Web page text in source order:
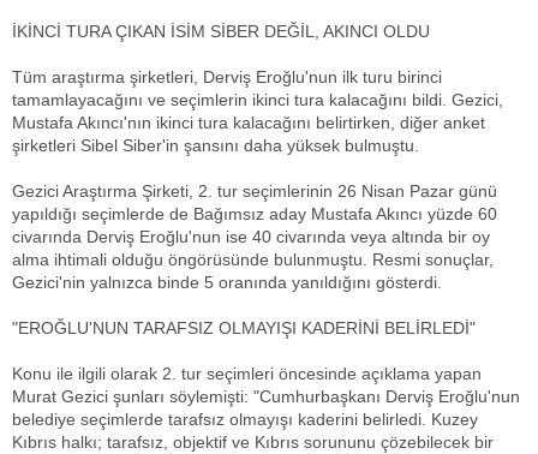
İKİNCİ TURA ÇIKAN İSİM SİBER DEĞİL, AKINCI OLDU
Tüm araştırma şirketleri, Derviş Eroğlu'nun ilk turu birinci
tamamlayacağını ve seçimlerin ikinci tura kalacağını bildi. Gezici,
Mustafa Akıncı'nın ikinci tura kalacağını belirtirken, diğer anket
şirketleri Sibel Siber'in şansını daha yüksek bulmuştu.
Gezici Araştırma Şirketi, 2. tur seçimlerinin 26 Nisan Pazar günü
yapıldığı seçimlerde de Bağımsız aday Mustafa Akıncı yüzde 60
civarında Derviş Eroğlu'nun ise 40 civarında veya altında bir oy
alma ihtimali olduğu öngörüsünde bulunmuştu. Resmi sonuçlar,
Gezici'nin yalnızca binde 5 oranında yanıldığını gösterdi.
"EROĞLU'NUN TARAFSIZ OLMAYIŞI KADERİNİ BELİRLEDİ"
Konu ile ilgili olarak 2. tur seçimleri öncesinde açıklama yapan
Murat Gezici şunları söylemişti: "Cumhurbaşkanı Derviş Eroğlu'nun
belediye seçimlerde tarafsız olmayışı kaderini belirledi. Kuzey
Kıbrıs halkı; tarafsız, objektif ve Kıbrıs sorununu çözebilecek bir